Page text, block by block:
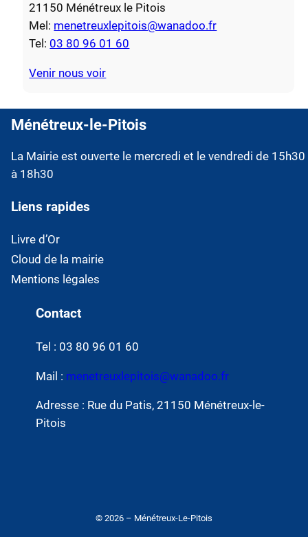
21150 Ménétreux le Pitois
Mel: menetreuxlepitois@wanadoo.fr
Tel: 03 80 96 01 60
Venir nous voir
Ménétreux-le-Pitois
La Mairie est ouverte le mercredi et le vendredi de 15h30
à 18h30
Liens rapides
Livre d’Or
Cloud de la mairie
Mentions légales
Contact
Tel : 03 80 96 01 60
Mail : menetreuxlepitois@wanadoo.fr
Adresse : Rue du Patis, 21150 Ménétreux-le-
Pitois
© 2026 – Ménétreux-Le-Pitois